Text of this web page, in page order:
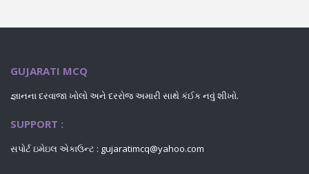
GUJARATI MCQ
જ્ઞાનના દરવાજા ખોલો અને દરરોજ અમારી સાથે કંઈક નવું શીખો.
SUPPORT :
સપોર્ટ ઇમેઇલ એકાઉન્ટ : gujaratimcq@yahoo.com